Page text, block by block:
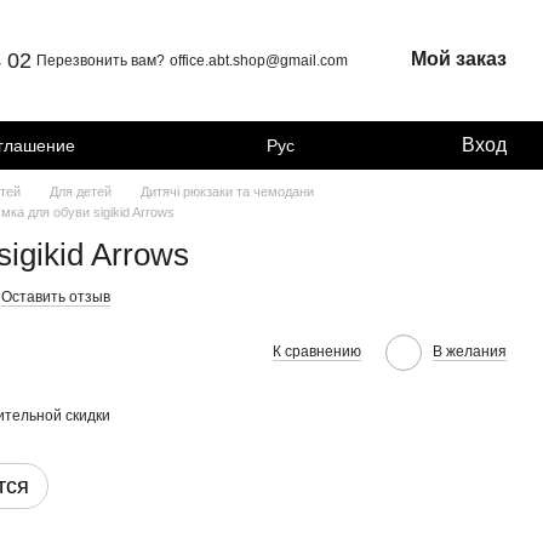
02 Перезвонить вам? office.abt.shop@gmail.com Мой заказ
Рус Вход
Для детей
Дитячі рюкзаки та чемодани
для обуви sigikid Arrows
Arrows
Оставить отзыв
К сравнению В желания
скидки